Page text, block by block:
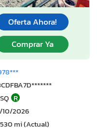
Oferta Ahora!
Comprar Ya
R
2026
mi (Actual)